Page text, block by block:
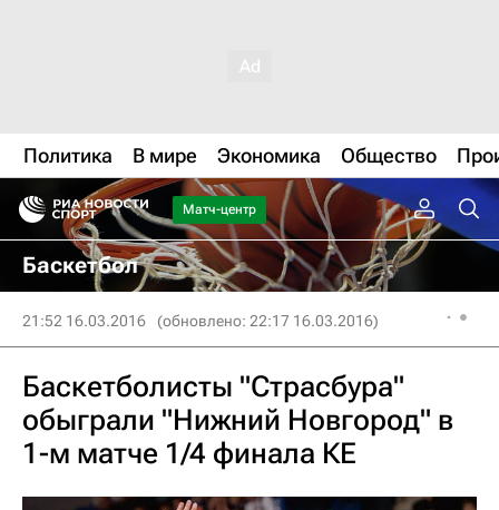
Политика В мире Экономика Общество
Матч-центр
Баскетбол
21:52 16.03.2016 (обновлено: 22:17 16.03.2016)
Баскетболисты "Страсбура"
обыграли "Нижний Новгород" в
1-м матче 1/4 финала КЕ